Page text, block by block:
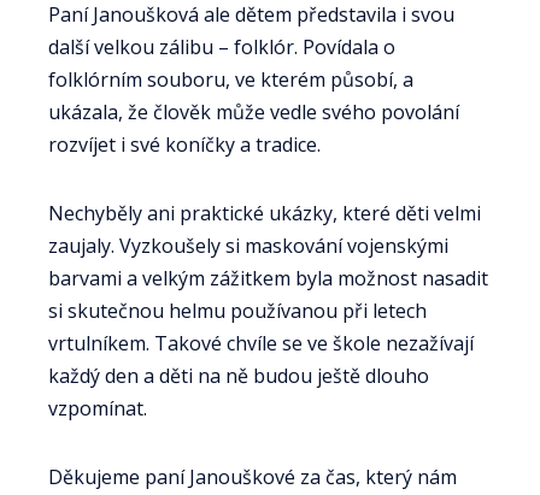
Paní Janoušková ale dětem představila i svou
další velkou zálibu – folklór. Povídala o
folklórním souboru, ve kterém působí, a
ukázala, že člověk může vedle svého povolání
rozvíjet i své koníčky a tradice.
Nechyběly ani praktické ukázky, které děti velmi
zaujaly. Vyzkoušely si maskování vojenskými
barvami a velkým zážitkem byla možnost nasadit
si skutečnou helmu používanou při letech
vrtulníkem. Takové chvíle se ve škole nezažívají
každý den a děti na ně budou ještě dlouho
vzpomínat.
Děkujeme paní Janouškové za čas, který nám